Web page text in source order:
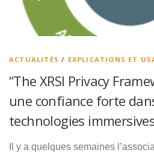
ACTUALITÉS / EXPLICATIONS ET
“The XRSI Privacy
une confiance forte
technologies
Il y a quelques semaines